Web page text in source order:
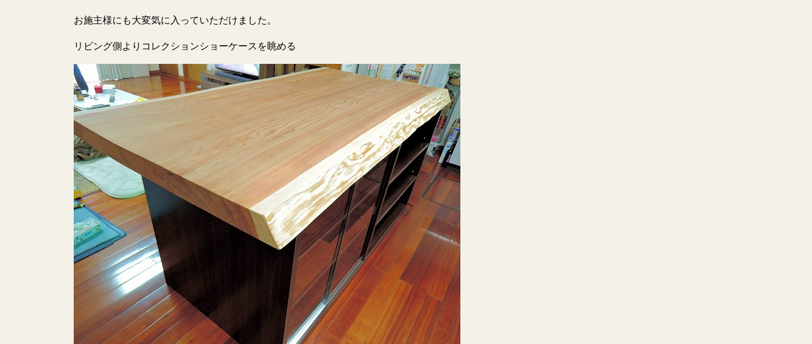
お施主様にも大変気に入っていただけました。
リビング側よりコレクションショーケースを眺める